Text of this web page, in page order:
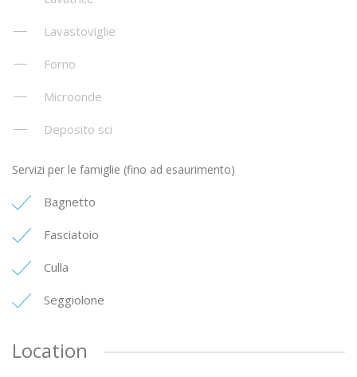
Lavastoviglie
Forno
Microonde
Deposito sci
Servizi per le famiglie (fino ad esaurimento)
Bagnetto
Fasciatoio
Culla
Seggiolone
Location